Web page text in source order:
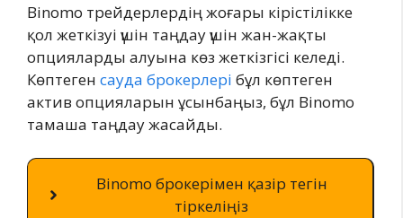
Binomo трейдерлердің жоғары кірістілікке
қол жеткізуі үшін таңдау үшін жан-жақты
опцияларды алуына көз жеткізгісі келеді.
Көптеген сауда брокерлері бұл көптеген
актив опцияларын ұсынбаңыз, бұл Binomo
тамаша таңдау жасайды.
Binomo брокерімен қазір тегін
тіркеліңіз